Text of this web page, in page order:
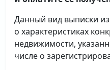
Данный вид выписки
о характеристиках
недвижимости,
числе о